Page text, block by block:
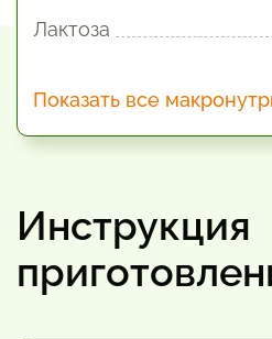
Лактоза
Показать все
Инструкция